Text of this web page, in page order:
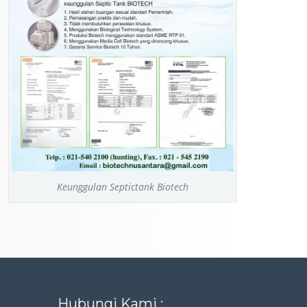
Keunggulan Septictank Biotech